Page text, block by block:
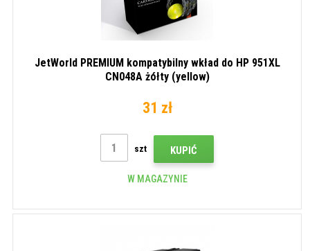
JetWorld PREMIUM kompatybilny wkład do HP 951XL
CN048A żółty (yellow)
31 zł
szt KUPIĆ
W MAGAZYNIE